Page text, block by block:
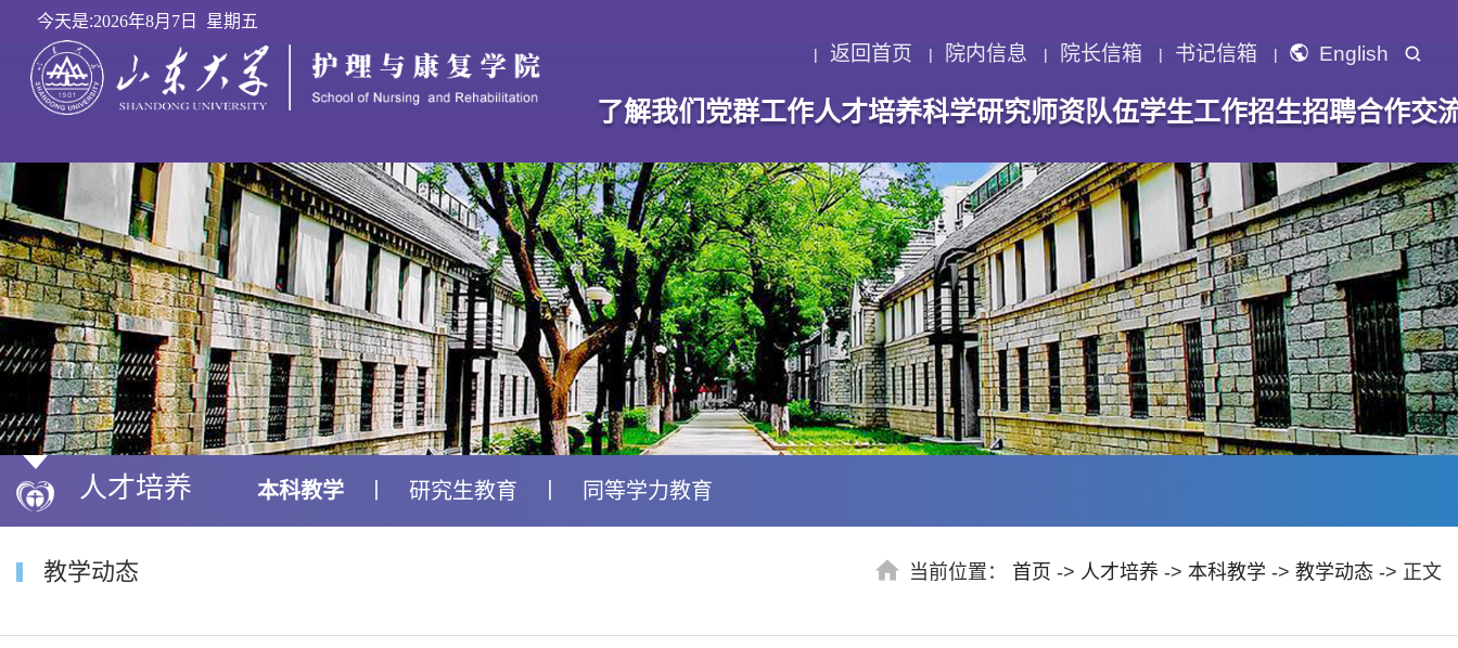
今天是:2026年8月7日 星期五
返回首页 院内信息 院长信箱 书记信箱 English
了解我们 党群工作人才培养科学研究师资队伍学生工作招生招聘合作交
人才培养 本科教学 研究生教育 同等学力教育
教学动态 当前位置： 首页 -> 人才培养 -> 本科教学 -> 教学动态 -> 正文